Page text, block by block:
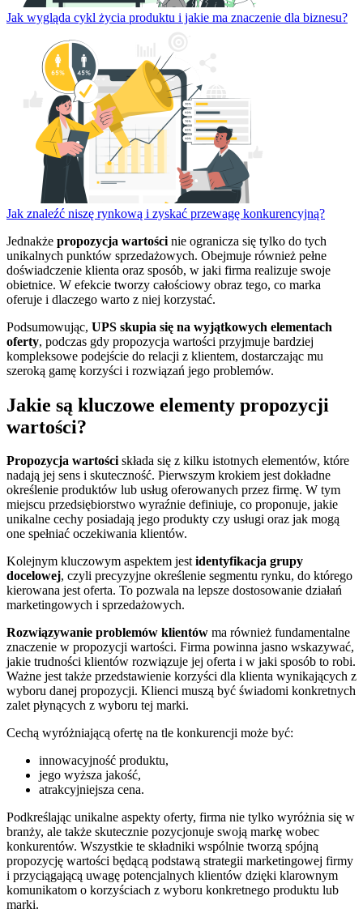
Jak wygląda cykl życia produktu i jakie ma znaczenie dla biznesu?
Jak znaleźć niszę rynkową i zyskać przewagę konkurencyjną?
Jednakże propozycja wartości nie ogranicza się tylko do tych
unikalnych punktów sprzedażowych. Obejmuje również pełne
doświadczenie klienta oraz sposób, w jaki firma realizuje swoje
obietnice. W efekcie tworzy całościowy obraz tego, co marka
oferuje i dlaczego warto z niej korzystać.
Podsumowując, UPS skupia się na wyjątkowych elementach
oferty, podczas gdy propozycja wartości przyjmuje bardziej
kompleksowe podejście do relacji z klientem, dostarczając mu
szeroką gamę korzyści i rozwiązań jego problemów.
Jakie są kluczowe elementy propozycji
wartości?
Propozycja wartościskłada się z kilku istotnych elementów, które
nadają jej sens i skuteczność. Pierwszym krokiem jest dokładne
określenie produktów lub usług oferowanych przez firmę. W tym
miejscu przedsiębiorstwo wyraźnie definiuje, co proponuje, jakie
unikalne cechy posiadają jego produkty czy usługi oraz jak mogą
one spełniać oczekiwania klientów.
Kolejnym kluczowym aspektem jestidentyfikacja grupy
docelowej, czyli precyzyjne określenie segmentu rynku, do którego
kierowana jest oferta. To pozwala na lepsze dostosowanie działań
marketingowych i sprzedażowych.
Rozwiązywanie problemów klientów ma również fundamentalne
znaczenie w propozycji wartości. Firma powinna jasno wskazywać,
jakie trudności klientów rozwiązuje jej oferta i w jaki sposób to robi.
Ważne jest także przedstawienie korzyści dla klienta wynikających z
wyboru danej propozycji. Klienci muszą być świadomi konkretnych
zalet płynących z wyboru tej marki.
Cechą wyróżniającą ofertę na tle konkurencji może być:
innowacyjność produktu,
jego wyższa jakość,
atrakcyjniejsza cena.
Podkreślając unikalne aspekty oferty, firma nie tylko wyróżnia się w
branży, ale także skutecznie pozycjonuje swoją markę wobec
konkurentów. Wszystkie te składniki wspólnie tworzą spójną
propozycję wartości będącą podstawą strategii marketingowej firmy
i przyciągającą uwagę potencjalnych klientów dzięki klarownym
komunikatom o korzyściach z wyboru konkretnego produktu lub
marki.